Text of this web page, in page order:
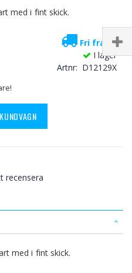
med i fint skick.
Fri frakt!
I lager
Artnr
D12129X
recensera
med i fint skick.